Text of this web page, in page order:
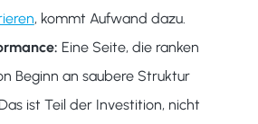
, kommt Aufwand dazu.
Eine Seite, die ranken
Beginn an saubere Struktur
ist Teil der Investition, nicht